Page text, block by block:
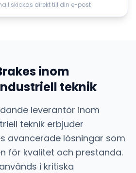
skickas direkt till din e-post
inom
teknik
leverantör inom
teknik erbjuder
avancerade lösningar som
för kvalitet och prestanda.
i kritiska